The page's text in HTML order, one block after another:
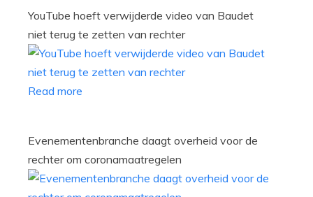
YouTube hoeft verwijderde video van Baudet
niet terug te zetten van rechter
Read more
Evenementenbranche daagt overheid voor de
rechter om coronamaatregelen